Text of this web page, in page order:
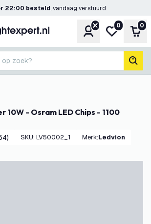
22:00 besteld, vandaag verstuurd
Account
Mijn
0 0
zoek?
SKU: LV50002_1 Merk: Ledvion